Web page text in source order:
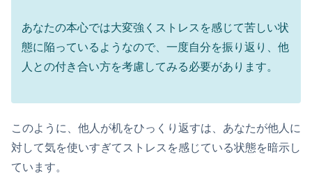
あなたの本心では大変強くストレスを感じて苦しい状
態に陥っているようなので、一度自分を振り返り、他
人との付き合い方を考慮してみる必要があります。
このように、他人が机をひっくり返すは、あなたが他人に
対して気を使いすぎてストレスを感じている状態を暗示し
ています。